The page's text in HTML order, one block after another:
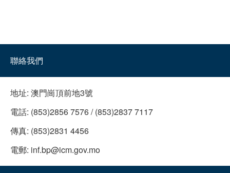
聯絡我們
地址: 澳門崗頂前地3號
電話: (853)2856 7576 / (853)2837 7117
傳真: (853)2831 4456
電郵: inf.bp@icm.gov.mo